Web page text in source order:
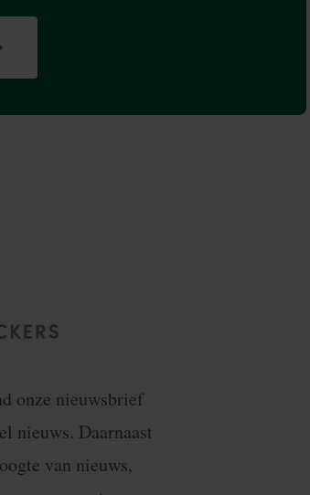
onze nieuwsbrief
nieuws. Daarnaast
van nieuws,